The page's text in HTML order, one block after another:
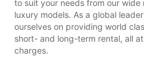
to suit your needs from our wide
luxury models. As a global
ourselves on providing world
short- and long-term rental, all
charges.